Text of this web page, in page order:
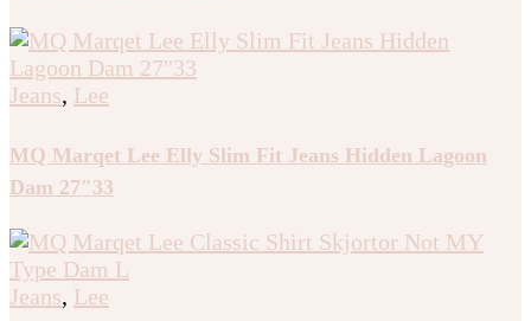
Jeans, Lee
MQ Marqet Lee Elly Slim Fit Jeans Hidden Lagoon
Dam 27″33
Jeans, Lee